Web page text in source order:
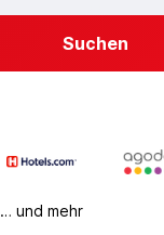
Suchen
… und mehr